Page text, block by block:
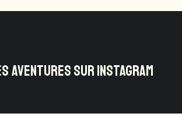
AVENTURES SUR INSTAGRAM